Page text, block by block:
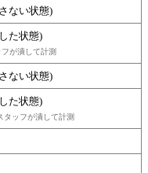
ない状態)
た状態)
が潰して計測
ない状態)
た状態)
ッフが潰して計測